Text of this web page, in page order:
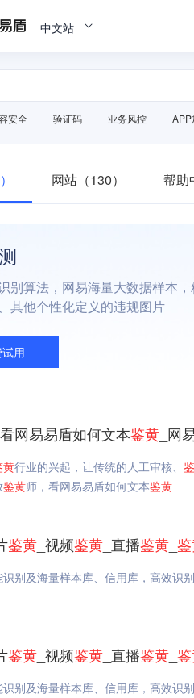
中文站
安全 验证码 业务风控 APP
网站（130） 帮助
别算法，网易海量大数据样本
其他个性化定义的违规图片
用
网易易盾如何文本鉴黄 _网
黄行业的兴起，让传统的人工审核、 鉴
鉴黄师，看网易易盾如何文本鉴黄
鉴黄 _视频鉴黄 _直播鉴黄 鉴
别及海量样本库、信用库，高效识
鉴黄 _视频鉴黄 _直播鉴黄 鉴
别及海量样本库、信用库，高效识